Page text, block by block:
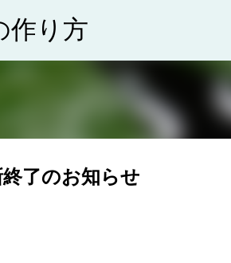
作り方
了のお知らせ